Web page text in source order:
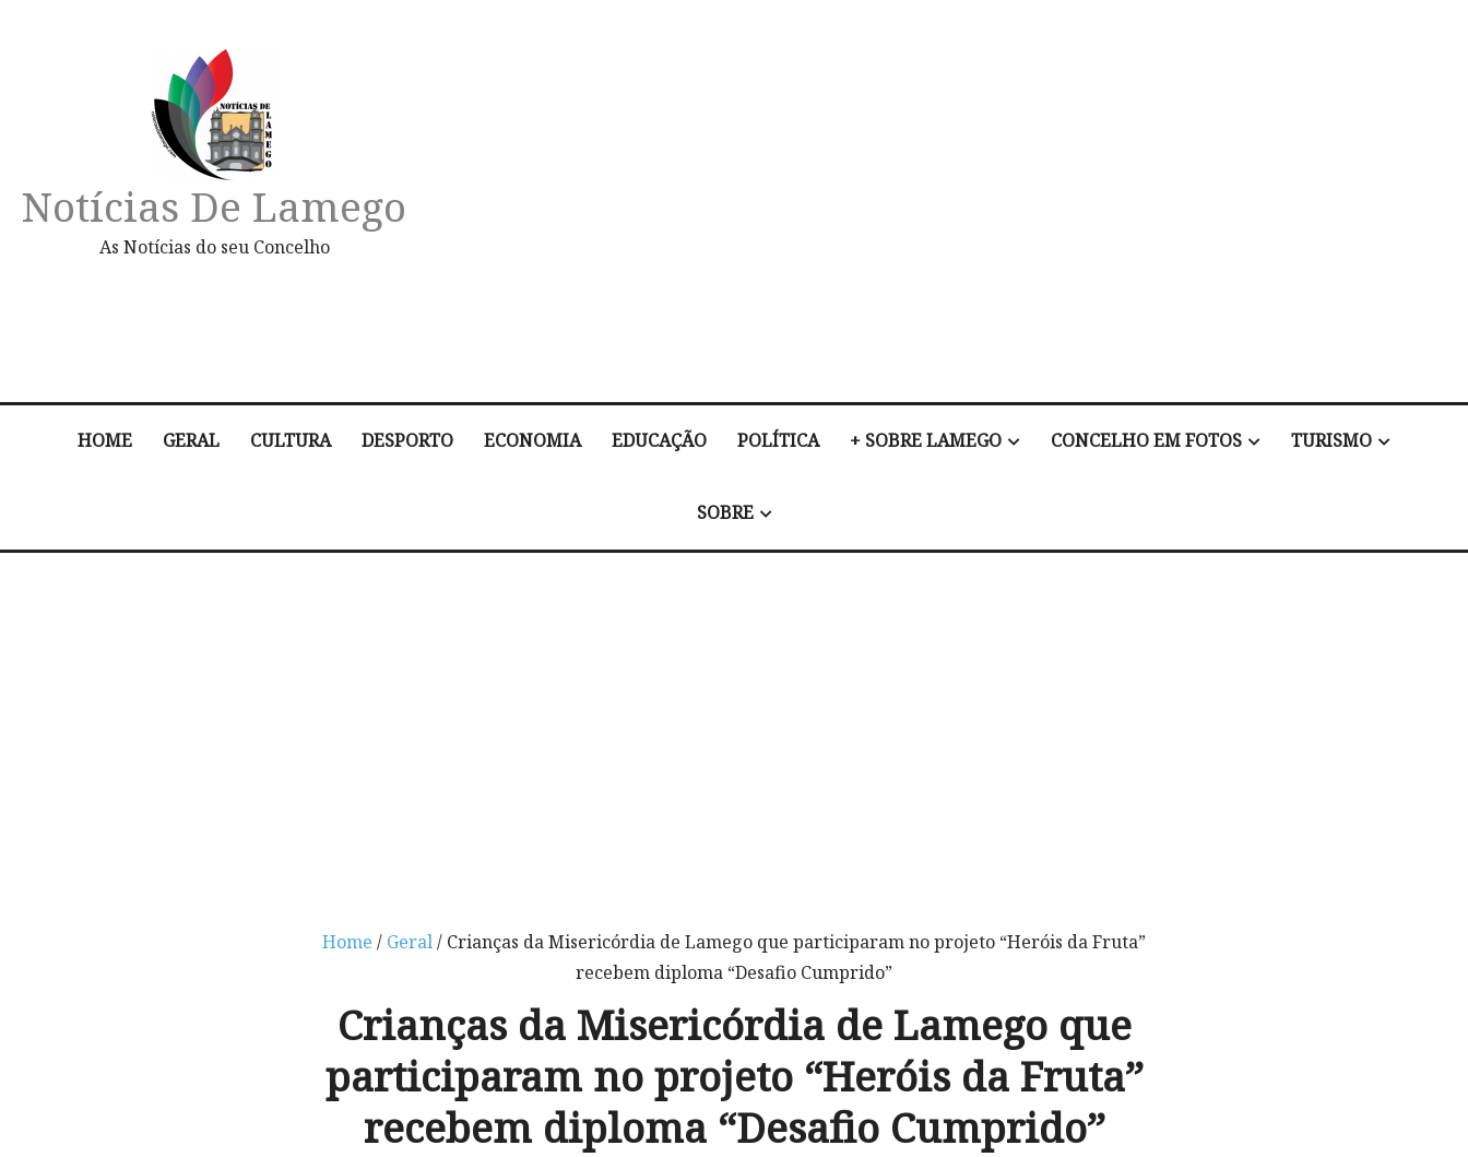
Notícias De Lamego
As Notícias do seu Concelho
HOME GERAL CULTURA DESPORTO ECONOMIA EDUCAÇÃO POLÍTICA + SOBRE LAMEGO CONCELHO EM FOTOS TURISMO
SOBRE
Home / Geral/ Crianças da Misericórdia de Lamego que participaram no projeto “Heróis da Fruta”
recebem diploma “Desafio Cumprido”
Crianças da Misericórdia de Lamego que
participaram no projeto “Heróis da Fruta”
recebem diploma “Desafio Cumprido”